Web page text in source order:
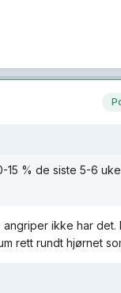
15 % de siste 5-6
ikke har
rett rundt hjørnet